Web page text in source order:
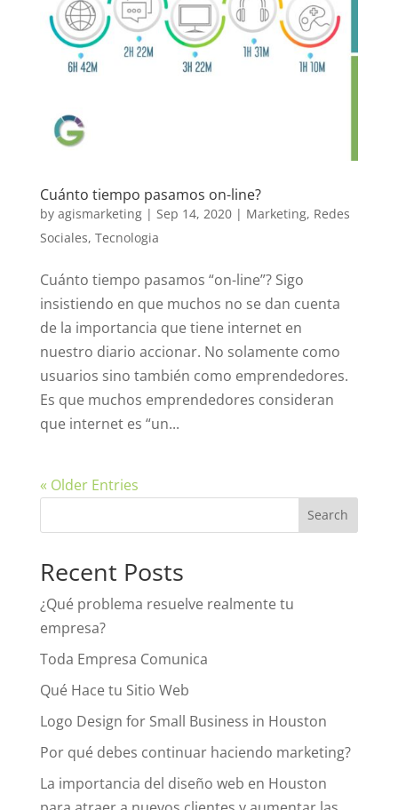
Cuánto tiempo pasamos on-line?
by agismarketing| Sep 14, 2020| Marketing, Redes
Sociales, Tecnologia
Cuánto tiempo pasamos “on-line”? Sigo
insistiendo en que muchos no se dan cuenta
de la importancia que tiene internet en
nuestro diario accionar. No solamente como
usuarios sino también como emprendedores.
Es que muchos emprendedores consideran
que internet es “un...
« Older Entries
Recent Posts
¿Qué problema resuelve realmente tu
empresa?
Toda Empresa Comunica
Qué Hace tu Sitio Web
Logo Design for Small Business in Houston
Por qué debes continuar haciendo marketing?
La importancia del diseño web en Houston